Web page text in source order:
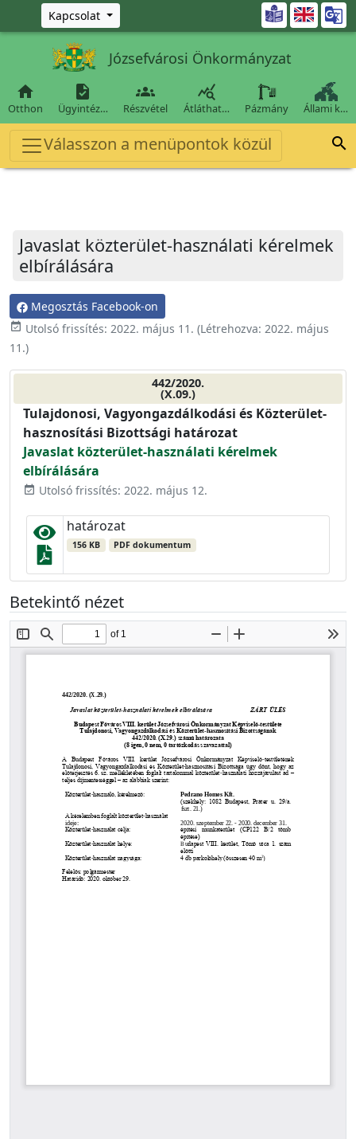
Ugrás a fő tartalomra
Kapcsolat 
Józsefvárosi Önkormányzat

Otthon

Ügyintéz…

Részvétel

Átláthat… Pázmány Állami k…
Válasszon a menüpontok közül 
Javaslat közterület-használati kérelmek
elbírálására
Megosztás Facebook-on
event_available Utolsó frissítés: 2022. május 11. (Létrehozva: 2022. május
11.)
442/2020.
(X.09.)
Tulajdonosi, Vagyongazdálkodási és Közterület-
hasznosítási Bizottsági határozat
Javaslat közterület-használati kérelmek
elbírálására
event_available Utolsó frissítés: 2022. május 12.
határozat
156 KB PDF dokumentum
Betekintő nézet